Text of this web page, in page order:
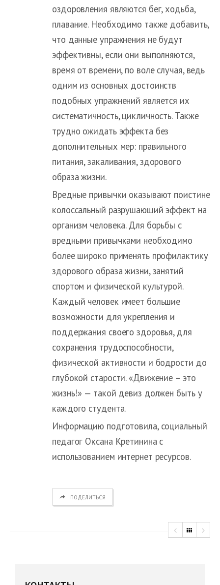
оздоровления являются бег, ходьба,
плавание. Необходимо также добавить,
что данные упражнения не будут
эффективны, если они выполняются,
время от времени, по воле случая, ведь
одним из основных достоинств
подобных упражнений является их
систематичность, цикличность. Также
трудно ожидать эффекта без
дополнительных мер: правильного
питания, закаливания, здорового
образа жизни.
Вредные привычки оказывают поистине
колоссальный разрушающий эффект на
организм человека. Для борьбы с
вредными привычками необходимо
более широко применять профилактику
здорового образа жизни, занятий
спортом и физической культурой.
Каждый человек имеет большие
возможности для укрепления и
поддержания своего здоровья, для
сохранения трудоспособности,
физической активности и бодрости до
глубокой старости. «Движение – это
жизнь!» — такой девиз должен быть у
каждого студента.
Информацию подготовила, социальный
педагог Оксана Кретинина с
использованием интернет ресурсов.
ПОДЕЛИТЬСЯ